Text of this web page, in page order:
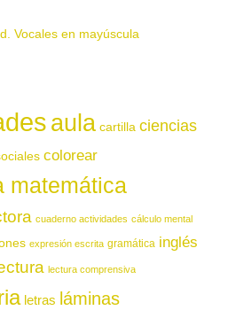
Vocales en mayúscula
aula cartilla ciencias
colorear
matemática
cuaderno actividades cálculo mental
expresión escrita gramática inglés
lectura comprensiva
letras láminas